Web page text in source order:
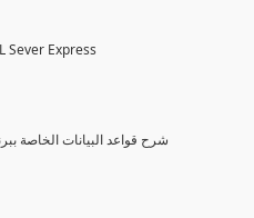
Sever Express
شرح قواعد البيانات الخاصة